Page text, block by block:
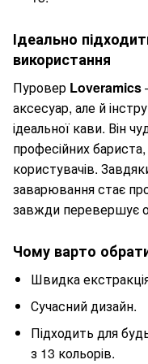
Ідеально
використання
Пуровер Loveramics
аксесуар, але й
ідеальної кави. Він
професійних
користувачів.
заварювання стає
завжди перевершує
Чому варто
Швидка
Сучасний дизайн.
Підходить для
з 13 кольорів.